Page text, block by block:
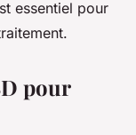
essentiel pour
pour